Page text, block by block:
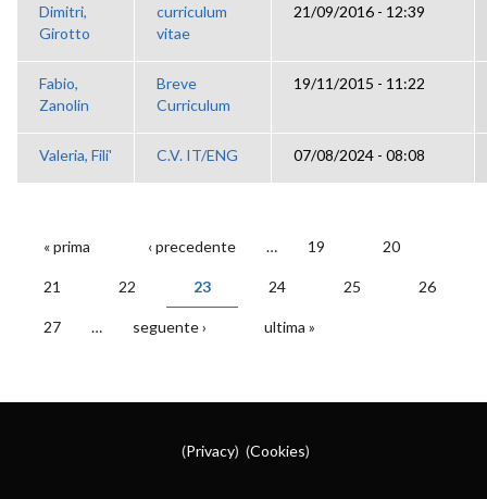
Dimitri,
Girotto
curriculum
vitae
21/09/2016 - 12:39
Fabio,
Zanolin
Breve
Curriculum
19/11/2015 - 11:22
Valeria, Fili' C.V. IT/ENG 07/08/2024 - 08:08
PAGINE
« prima ‹ precedente … 19 20
21 22 23 24 25 26
27 … seguente › ultima »
(Privacy) (Cookies)